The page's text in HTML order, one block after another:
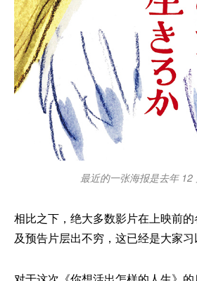
最近的一张海报是去年 12
相比之下，绝大多数影片在上映前
及预告片层出不穷，这已经是大家习